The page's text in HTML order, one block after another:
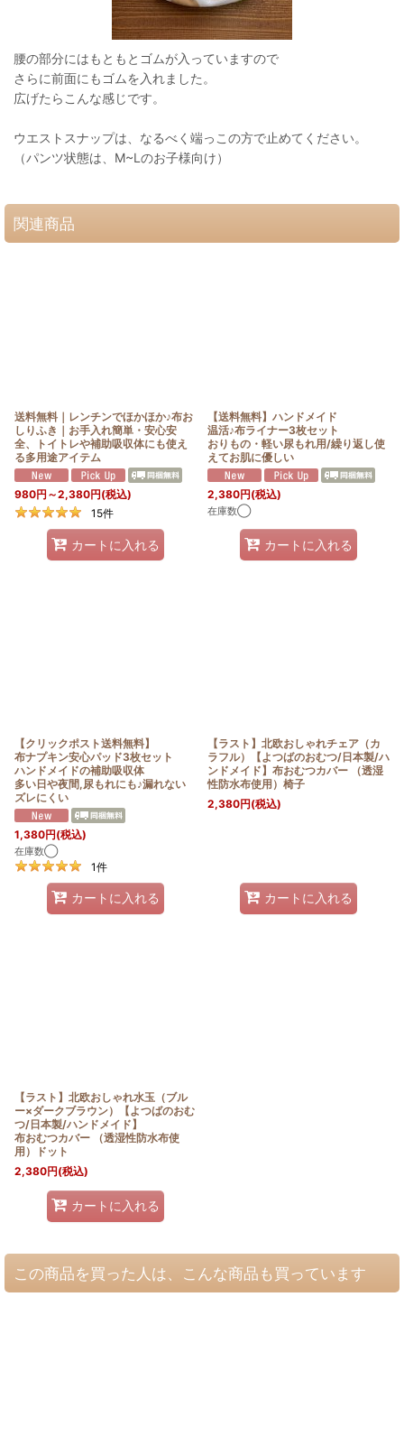
腰の部分にはもともとゴムが入っていますので
さらに前面にもゴムを入れました。
広げたらこんな感じです。
ウエストスナップは、なるべく端っこの方で止めてください。
（パンツ状態は、M~Lのお子様向け）
関連商品
送料無料｜レンチンでほかほか♪布お
しりふき｜お手入れ簡単・安心安
全、トイトレや補助吸収体にも使え
る多用途アイテム
980円 ～2,380円(税込)
15件
カートに入れる
【送料無料】ハンドメイド
温活♪布ライナー3枚セット
おりもの・軽い尿もれ用/繰り返し使
えてお肌に優しい
2,380円(税込)
在庫数◯
カートに入れる
【クリックポスト送料無料】
布ナプキン安心パッド3枚セット
ハンドメイドの補助吸収体
多い日や夜間,尿もれにも♪漏れない
ズレにくい
1,380円(税込)
在庫数◯
1件
カートに入れる
【ラスト】北欧おしゃれチェア（カ
ラフル）【よつばのおむつ/日本製/ハ
ンドメイド】布おむつカバー （透湿
性防水布使用）椅子
2,380円(税込)
カートに入れる
【ラスト】北欧おしゃれ水玉（ブル
ー×ダークブラウン）【よつばのおむ
つ/日本製/ハンドメイド】
布おむつカバー （透湿性防水布使
用）ドット
2,380円(税込)
カートに入れる
この商品を買った人は、こんな商品も買っています